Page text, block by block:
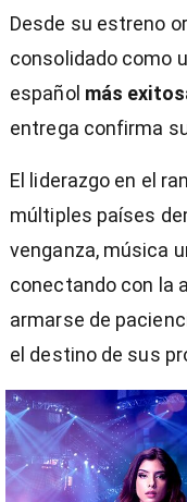
Desde su estreno
consolidado como
español más
entrega confirma
El liderazgo en el
múltiples países
venganza, música
conectando con la
armarse de
el destino de sus